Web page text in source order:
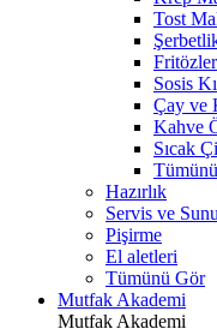
Tost
Fritözler
Sosis
Çay ve
Kahve
Sıcak
Hazırlık
Servis ve
Pişirme
El aletleri
Tümünü Gör
Mutfak Akademi
Mutfak Akademi